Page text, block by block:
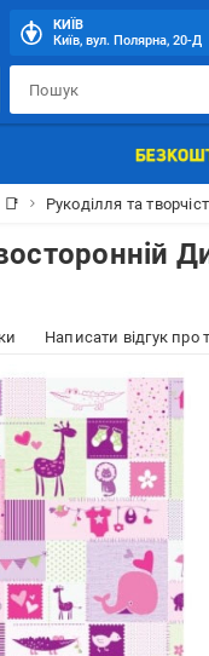
КИЇВ
Київ, вул. Полярна, 20-Д
📑 Рукоділля та
Написати відгук про